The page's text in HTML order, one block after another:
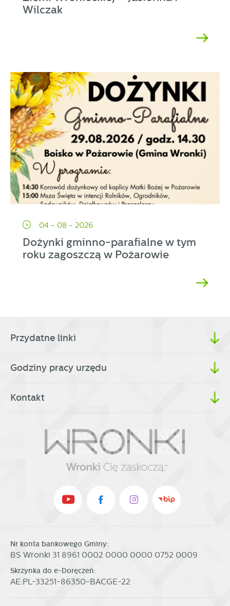
Wilczak
04 - 08 - 2026
Dożynki gminno-parafialne w tym
roku zagoszczą w Pożarowie
Przydatne linki
Godziny pracy urzędu
Kontakt
Nr konta bankowego Gminy:
BS Wronki 31 8961 0002 0000 0000 0752 0009
Skrzynka do e-Doręczeń:
AE:PL-33251-86350-BACGE-22